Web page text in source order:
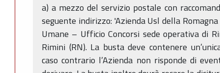
a) a mezzo del servizio postale con
seguente indirizzo: 'Azienda Usl della
Umane – Ufficio Concorsi sede operativa di
Rimini (RN). La busta deve contenere
caso contrario l’Azienda non risponde di